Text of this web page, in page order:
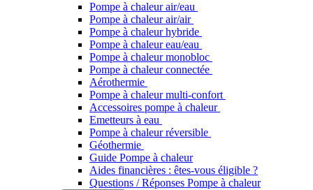
Pompe à chaleur air/eau
Pompe à chaleur air/air
Pompe à chaleur hybride
Pompe à chaleur​ eau/eau
Pompe à chaleur monobloc
Pompe à chaleur connectée
Aérothermie
Pompe à chaleur multi-confort
Accessoires pompe à chaleur
Emetteurs à eau
Pompe à chaleur réversible
Géothermie
Guide Pompe à chaleur
Aides financières : êtes-vous éligible ?
Questions / Réponses Pompe à chaleur